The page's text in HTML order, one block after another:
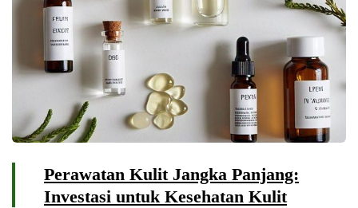
Perawatan Kulit Jangka Panjang:
Investasi untuk Kesehatan Kulit